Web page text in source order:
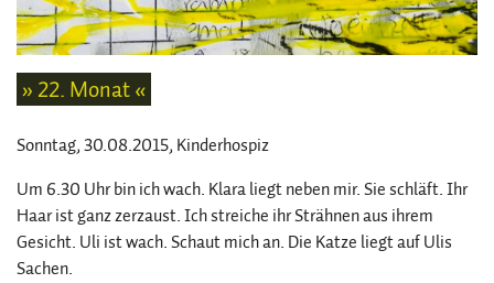
» 22. Monat «
Sonntag, 30.08.2015, Kinderhospiz
Um 6.30 Uhr bin ich wach. Klara liegt neben mir. Sie schläft. Ihr
Haar ist ganz zerzaust. Ich streiche ihr Strähnen aus ihrem
Gesicht. Uli ist wach. Schaut mich an. Die Katze liegt auf Ulis
Sachen.